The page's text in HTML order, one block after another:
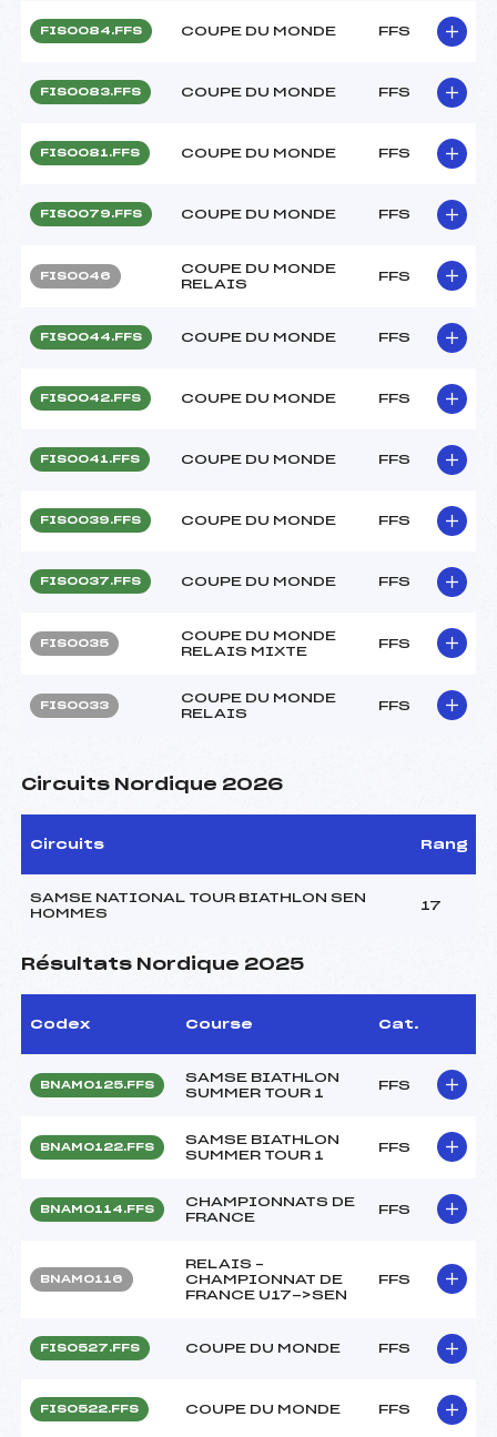
FIS0084.FFS COUPE DU MONDE FFS
FIS0083.FFS COUPE DU MONDE FFS
FIS0081.FFS COUPE DU MONDE FFS
FIS0079.FFS COUPE DU MONDE FFS
FIS0046
COUPE DU MONDE
RELAIS
FFS
FIS0044.FFS COUPE DU MONDE FFS
FIS0042.FFS COUPE DU MONDE FFS
FIS0041.FFS COUPE DU MONDE FFS
FIS0039.FFS COUPE DU MONDE FFS
FIS0037.FFS COUPE DU MONDE FFS
FIS0035
COUPE DU MONDE
RELAIS MIXTE
FFS
FIS0033
COUPE DU MONDE
RELAIS
FFS
Circuits Nordique 2026
Circuits Rang
SAMSE NATIONAL TOUR BIATHLON SEN
HOMMES
17
Résultats Nordique 2025
Codex Course Cat.
BNAM0125.FFS
SAMSE BIATHLON
SUMMER TOUR 1
FFS
BNAM0122.FFS
SAMSE BIATHLON
SUMMER TOUR 1
FFS
BNAM0114.FFS
CHAMPIONNATS DE
FRANCE
FFS
BNAM0116
RELAIS –
CHAMPIONNAT DE
FRANCE U17->SEN
FFS
FIS0527.FFS COUPE DU MONDE FFS
FIS0522.FFS COUPE DU MONDE FFS